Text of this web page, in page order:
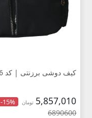
کیف دوشی برزنتی | کد 3196
5,857,010 تومان -15%
6890600